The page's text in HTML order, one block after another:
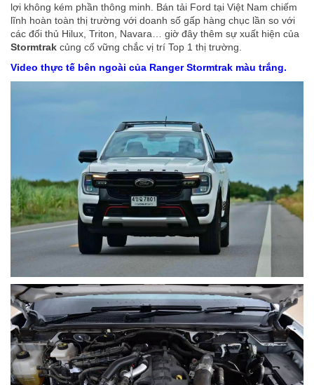
lợi không kém phần thông minh. Bán tải Ford tại Việt Nam chiếm
lĩnh hoàn toàn thị trường với doanh số gấp hàng chục lần so với
các đối thủ Hilux, Triton, Navara… giờ đây thêm sự xuất hiện của
Stormtrak củng cố vững chắc vị trí Top 1 thị trường.
Video thực tế bên ngoài của Ranger Stormtrak màu trắng.